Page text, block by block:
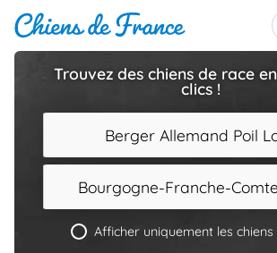
Trouvez des chiens de race
clics !
Berger Allemand Poil
Bourgogne-Franche-Comte
Afficher uniquement les